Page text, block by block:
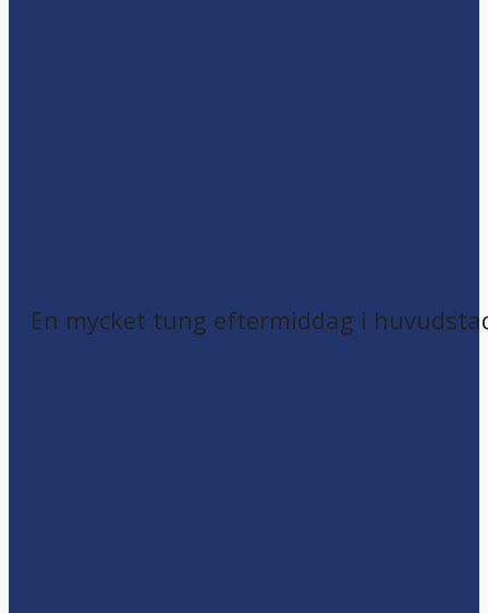
En mycket tung eftermiddag i